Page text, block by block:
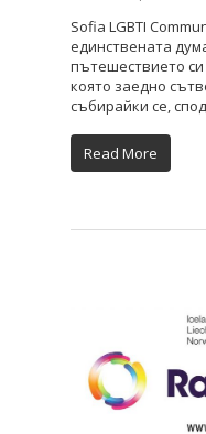
Sofia LGBTI
единствената
пътешествието
която заедно
събирайки се,
Read More